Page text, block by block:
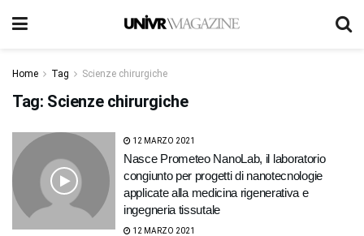
Home Tag Scienze chirurgiche
Tag: Scienze chirurgiche
12 MARZO 2021
Nasce Prometeo NanoLab, il laboratorio
congiunto per progetti di nanotecnologie
applicate alla medicina rigenerativa e
ingegneria tissutale
12 MARZO 2021